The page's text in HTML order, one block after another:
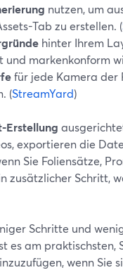
nutzen, um
Tab zu erstellen. (
hinter Ihrem
markenkonform
für jede Kamera der
(StreamYard)
Erstellung
exportieren die
Sie Foliensätze,
Schritt,
Schritte und
es am praktischsten,
wenn Sie